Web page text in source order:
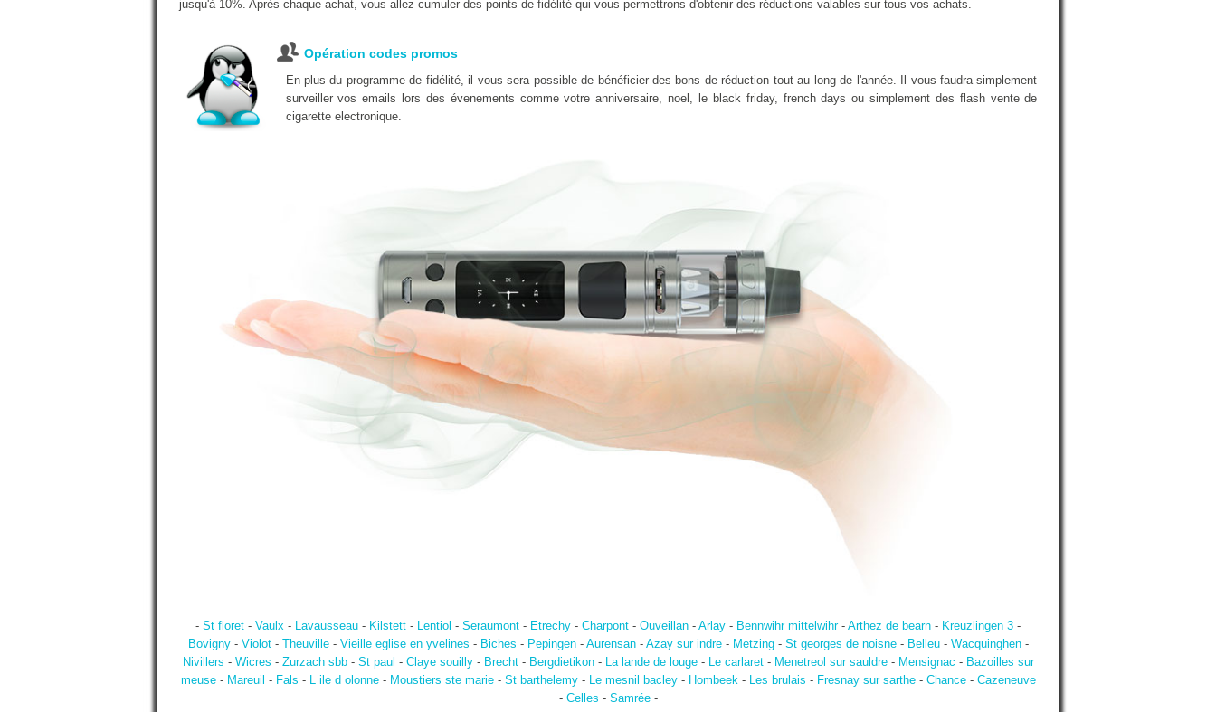
jusqu'à 10%. Après chaque achat, vous allez cumuler des points de fidélité qui vous permettrons d'obtenir des réductions valables sur tous vos achats.
Opération codes promos
En plus du programme de fidélité, il vous sera possible de bénéficier des bons de réduction tout au long de l'année. Il vous faudra simplement
surveiller vos emails lors des évenements comme votre anniversaire, noel, le black friday, french days ou simplement des flash vente de
cigarette electronique.
- St floret - Vaulx - Lavausseau - Kilstett - Lentiol - Seraumont - Etrechy - Charpont - Ouveillan - Arlay - Bennwihr mittelwihr- Arthez de bearn - Kreuzlingen 3 -
Bovigny- Violot- Theuville- Vieille eglise en yvelines - Biches - Pepingen- Aurensan- Azay sur indre- Metzing- St georges de noisne- Belleu- Wacquinghen-
Nivillers - Wicres - Zurzach sbb- St paul - Claye souilly- Brecht- Bergdietikon- La lande de louge- Le carlaret- Menetreol sur sauldre- Mensignac - Bazoilles sur
meuse- Mareuil - Fals - L ile d olonne- Moustiers ste marie- St barthelemy- Le mesnil bacley- Hombeek- Les brulais - Fresnay sur sarthe- Chance- Cazeneuve
- Celles - Samrée-